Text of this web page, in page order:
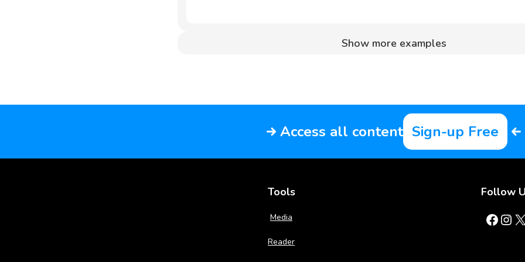
Show more examples
Access all content Sign-up Free
Tools
Media
Reader
Follow
Facebook Instagram X